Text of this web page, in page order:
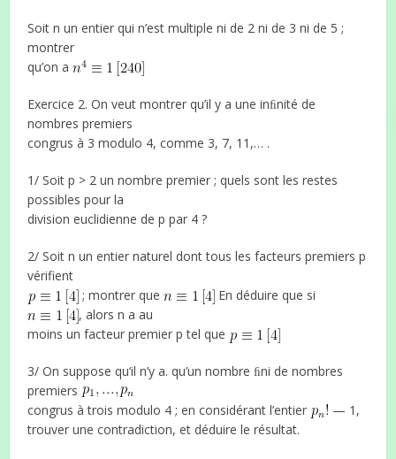
Soit n un entier qui n’est multiple ni de 2 ni de 3 ni de 5 ;
montrer
qu’on a
Exercice 2. On veut montrer qu’il y a une inﬁnité de
nombres premiers
congrus à 3 modulo 4, comme 3, 7, 11,… .
1/ Soit p > 2 un nombre premier ; quels sont les restes
possibles pour la
division euclidienne de p par 4 ?
2/ Soit n un entier naturel dont tous les facteurs premiers p
vérifient
; montrer que
En déduire que si
, alors n a au
moins un facteur premier p tel que
3/ On suppose qu‘il n’y a. qu’un nombre ﬁni de nombres
premiers
congrus à trois modulo 4 ; en considérant l’entier
— 1,
trouver une contradiction, et déduire le résultat.